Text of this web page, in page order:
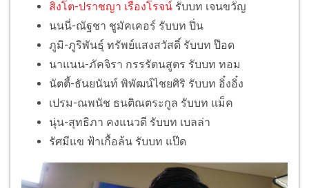
สิงโต-ปราชญา เรืองโรจน์ รับบท เจนขวัญ
นนนี่-ณัฐชา ชูมัคเคอร์ รับบท ปิ่น
ภูมิ-ภูริพันธุ์ ทรัพย์แสงสวัสดิ์ รับบท ป๊อด
นาแนน-ภัคจิรา กรรรัตนสูตร รับบท ทอม
นัตตี้-ธันยนันท์ พิพัฒน์ไชยศิริ รับบท อิ๋งอิ๋ง
เปรม-ณพนัช ธนติณตระกูล รับบท แม็ค
นุ่น-สุทธิภา คงแนวดี รับบท เบลล่า
รัศมีแข ฟ้าเกื้อล้น รับบท แป๊ด